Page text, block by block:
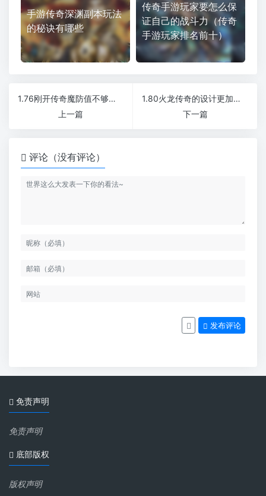
手游传奇深渊副本玩法
的秘诀有哪些
传奇手游玩家要怎么保
证自己的战斗力（传奇
手游玩家排名前十）
1.76刚开传奇魔防值不够了，怎么办
上一篇
1.80火龙传奇的设计更加人性化吗
下一篇
评论（没有评论）
发布评论
免责声明
免责声明
底部版权
版权声明